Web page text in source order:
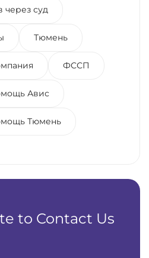
через суд
Тюмень
ФССП
Авис
Тюмень
to Contact Us